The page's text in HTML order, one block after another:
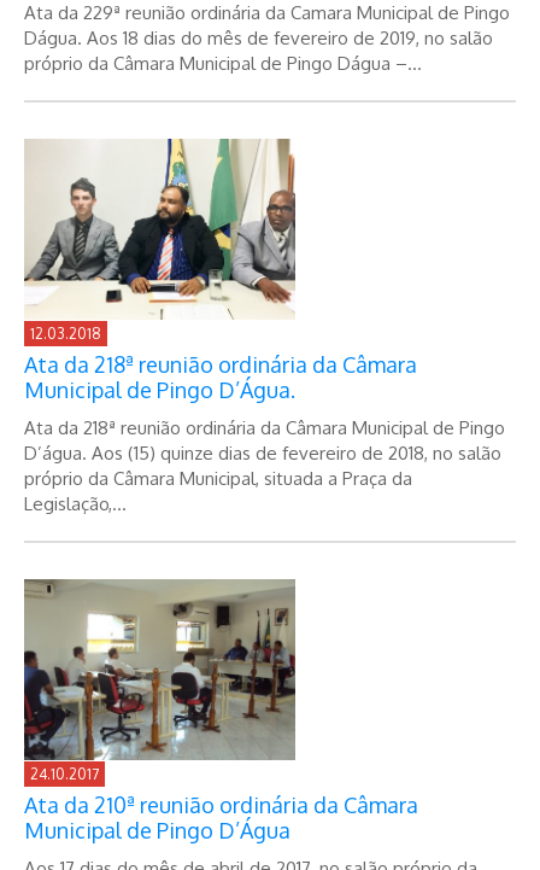
Ata da 229ª reunião ordinária da Camara Municipal de Pingo
Dágua. Aos 18 dias do mês de fevereiro de 2019, no salão
próprio da Câmara Municipal de Pingo Dágua –...
12.03.2018
Ata da 218ª reunião ordinária da Câmara
Municipal de Pingo D’Água.
Ata da 218ª reunião ordinária da Câmara Municipal de Pingo
D’água. Aos (15) quinze dias de fevereiro de 2018, no salão
próprio da Câmara Municipal, situada a Praça da
Legislação,...
24.10.2017
Ata da 210ª reunião ordinária da Câmara
Municipal de Pingo D’Água